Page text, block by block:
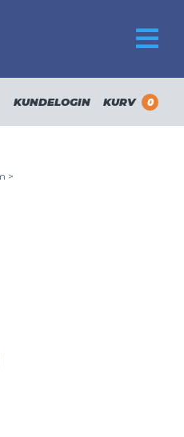
KUNDELOGIN KURV 0
>